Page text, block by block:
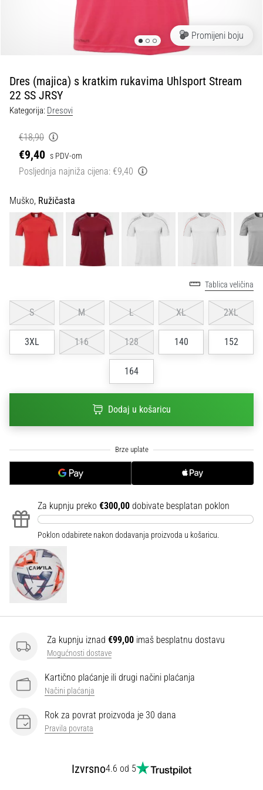
1. 7. 2025
•
1 min. čitanja
Play
for
More
Victories
Pripremi
se
za
ženski
EURO
2025
dresovima
kopačkama
Nike,
utakmice,
članke
Promijeni boju
Dres (majica) s kratkim rukavima Uhlsport Stream
22 SS JRSY
Kategorija: Dresovi
€18,90
€9,40 s PDV-om
Posljednja najniža cijena: €9,40
Muško, Ružičasta
Tablica veličina
S M L XL 2XL
3XL 116 128 140 152
164
Dodaj u košaricu
Za kupnju preko €300,00 dobivate besplatan poklon
Poklon odabirete nakon dodavanja proizvoda u košaricu.
Za kupnju iznad €99,00 imaš besplatnu dostavu
Mogućnosti dostave
Kartično plaćanje ili drugi načini plaćanja
Načini plaćanja
Rok za povrat proizvoda je 30 dana
Pravila povrata
Izvrsno4.6 od 5